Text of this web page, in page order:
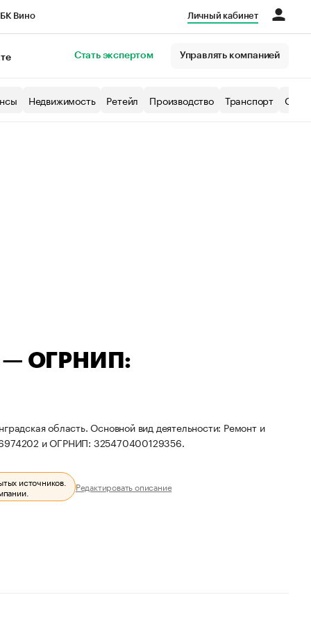
Вино Личный кабинет
Стать экспертом Управлять компанией
Недвижимость Ретейл Производство Транспорт
— ОГРНИП:
область. Основной вид деятельности: Ремонт и
и ОГРНИП: 325470400129356.
источников.
Редактировать описание